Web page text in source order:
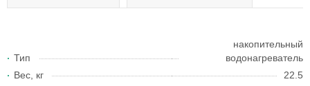
Тип
накопительный
водонагреватель
Вес, кг
22.5